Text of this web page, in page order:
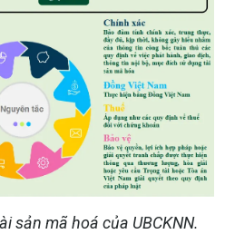
sản mã hoá của UBCKNN.